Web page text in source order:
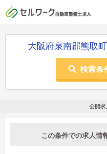
大阪府泉南郡熊取
検索条
公開求
この条件での求人情